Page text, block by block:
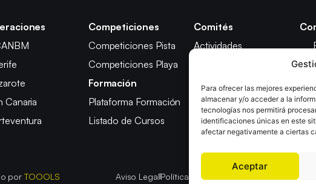
Para ofrecer las mejores
almacenar y/o acceder a la
tecnologías nos permitirá
identificaciones únicas en este
afectar negativamente a ciertas
Aceptar
Canaria
Competiciones
Competiciones Pista
Competiciones Playa
Formación
Plataforma Formación
Listado de Cursos
Comités
Actividades
Árbitros
Competición
Apelación
porTOOOLS Aviso LegalPolítica de Cookies Política de Privacidad